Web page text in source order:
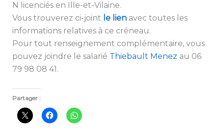
N licenciés en Ille-et-Vilaine.
Vous trouverez ci-joint le lienavec toutes les
informations relatives à ce créneau.
Pour tout renseignement complémentaire, vous
pouvez joindre le salarié Thiebault Menez au 06
79 98 08 41.
Partager :